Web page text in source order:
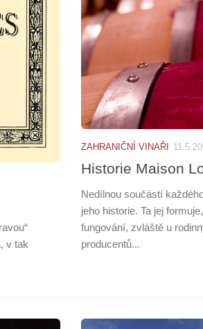
v tak
ZAHRANIČNÍ VINAŘI
Historie Maison
Nedílnou součástí
jeho historie. Ta jej
fungování, zvláště u
producentů...